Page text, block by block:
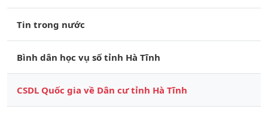
Tin trong nước
Bình dân học vụ số tỉnh Hà Tĩnh
CSDL Quốc gia về Dân cư tỉnh Hà Tĩnh